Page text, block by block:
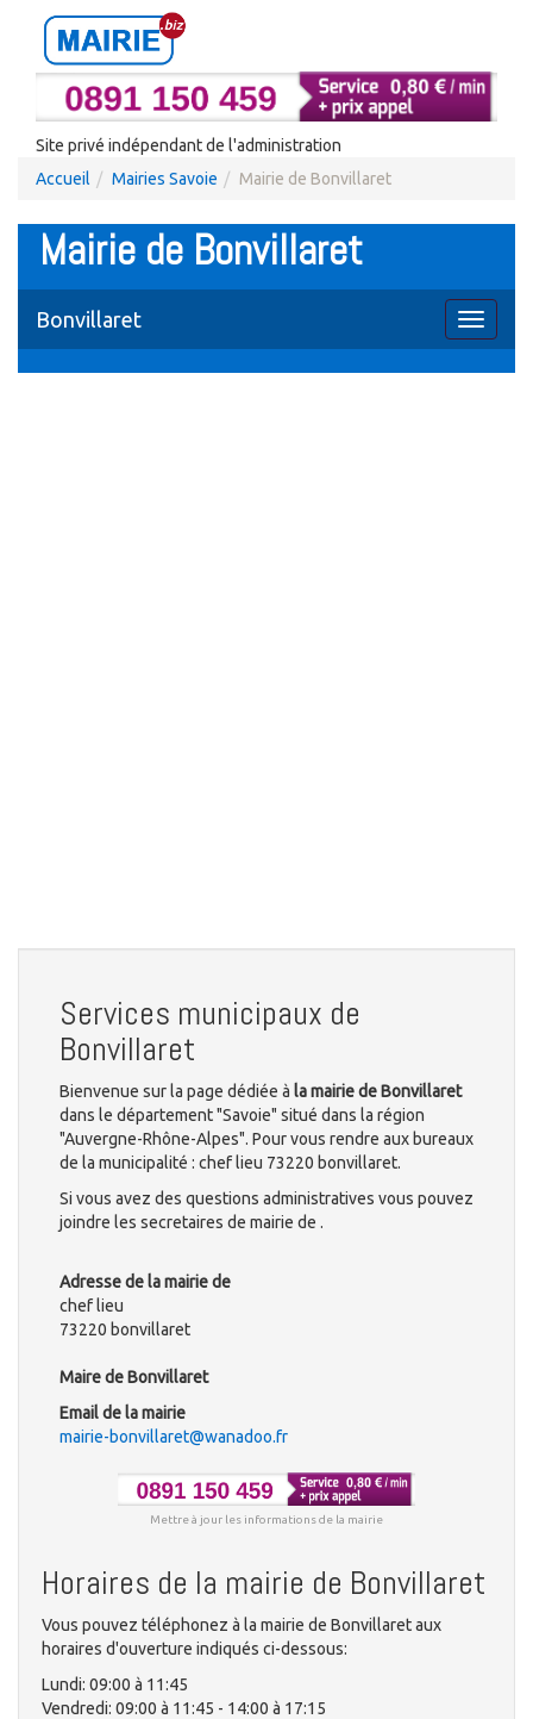
Site privé indépendant de l'administration
Accueil
Mairies Savoie Mairie de Bonvillaret
Mairie de Bonvillaret
Toggle
Bonvillaret
Services municipaux de
Bonvillaret
Bienvenue sur la page dédiée à la mairie de Bonvillaret
dans le département "Savoie" situé dans la région
"Auvergne-Rhône-Alpes". Pour vous rendre aux bureaux
de la municipalité : chef lieu 73220 bonvillaret.
Si vous avez des questions administratives vous pouvez
joindre les secretaires de mairie de .
Adresse de la mairie de
chef lieu
73220 bonvillaret
Maire de Bonvillaret
Email de la mairie
mairie-bonvillaret@wanadoo.fr
Mettre à jour les informations de la mairie
Horaires de la mairie de Bonvillaret
Vous pouvez téléphonez à la mairie de Bonvillaret aux
horaires d'ouverture indiqués ci-dessous:
Lundi: 09:00 à 11:45
Vendredi: 09:00 à 11:45 - 14:00 à 17:15